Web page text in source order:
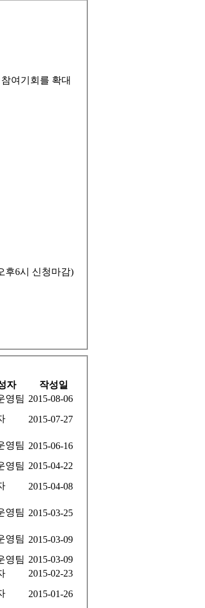
여기회를 확대
후6시 신청마감)
자
작성일
영팀 2015-08-06
2015-07-27
영팀 2015-06-16
영팀 2015-04-22
2015-04-08
영팀 2015-03-25
영팀 2015-03-09
영팀 2015-03-09
2015-02-23
2015-01-26